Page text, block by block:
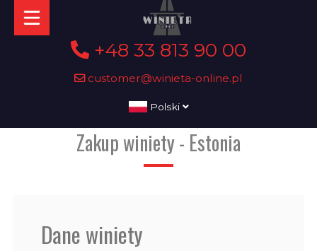
+48 33 813 90 00
customer@winieta-online.pl
Polski
Zakup winiety - Estonia
Dane winiety